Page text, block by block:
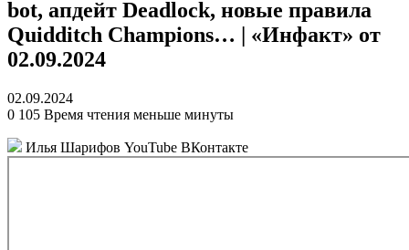
bot, апдейт Deadlock, новые правила
Quidditch Champions… | «Инфакт» от
02.09.2024
02.09.2024
0 105 Время чтения меньше минуты
Илья Шарифов YouTube ВКонтакте